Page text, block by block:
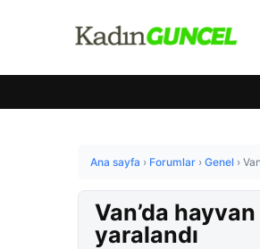
Ana sayfa › Forumlar › Genel ›
Van’da
yaralandı